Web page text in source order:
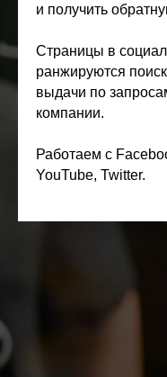
и получить
Страницы в
ранжируются
выдачи по
компании.
Работаем с
YouTube, Twitter.